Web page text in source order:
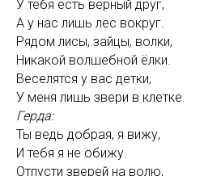
У тебя есть верный друг,
А у нас лишь лес вокруг.
Рядом лисы, зайцы, волки,
Никакой волшебной ёлки.
Веселятся у вас детки,
У меня лишь звери в клетке.
Герда:
Ты ведь добрая, я вижу,
И тебя я не обижу.
Отпусти зверей на волю,